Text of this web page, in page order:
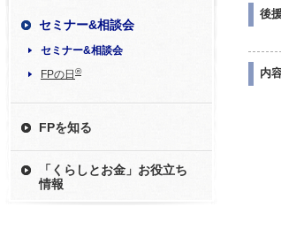
セミナー&相談会
セミナー&相談会
FPの日 ®
FPを知る
「くらしとお金」お役立ち
情報
後
内